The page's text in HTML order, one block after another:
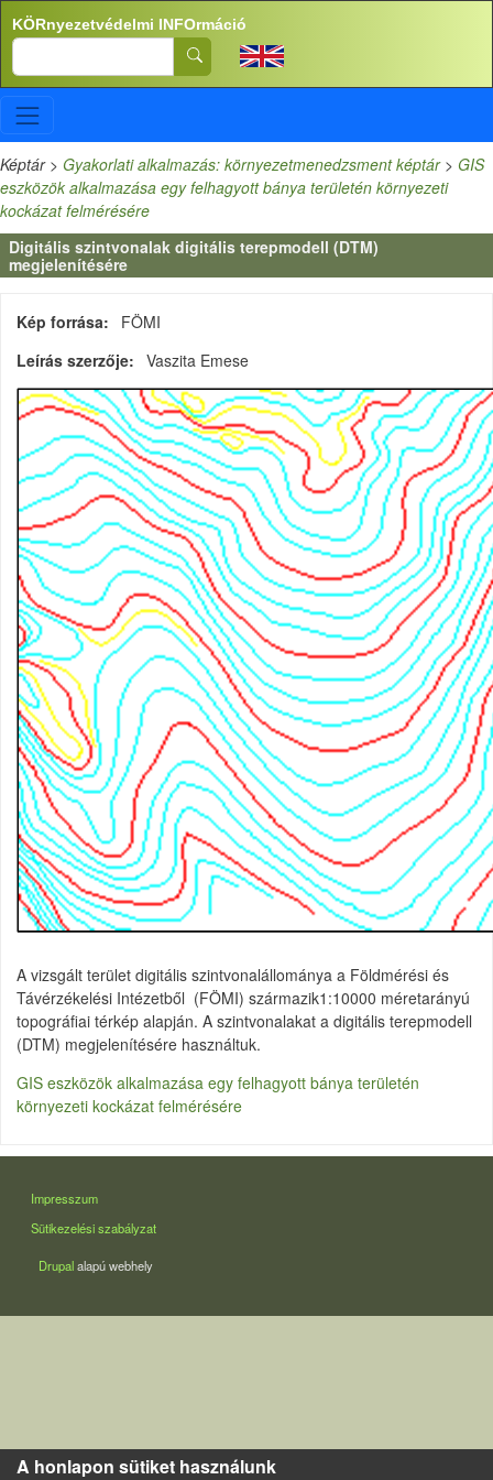
Ugrás a tartalomra
KÖRnyezetvédelmi INFOrmáció
Search
Képtár> Gyakorlati alkalmazás: környezetmenedzsment képtár> GIS
eszközök alkalmazása egy felhagyott bánya területén környezeti
kockázat felmérésére
Digitális szintvonalak digitális terepmodell (DTM)
megjelenítésére
Kép forrása
FÖMI
Leírás szerzője
Vaszita Emese
A vizsgált terület digitális szintvonalállománya a Földmérési és
Távérzékelési Intézetből (FÖMI) származik1:10000 méretarányú
topográfiai térkép alapján. A szintvonalakat a digitális terepmodell
(DTM) megjelenítésére használtuk.
GIS eszközök alkalmazása egy felhagyott bánya területén
környezeti kockázat felmérésére
LÁBLÉC
Impresszum
Sütikezelési szabályzat
Drupalalapú webhely
A honlapon sütiket használunk